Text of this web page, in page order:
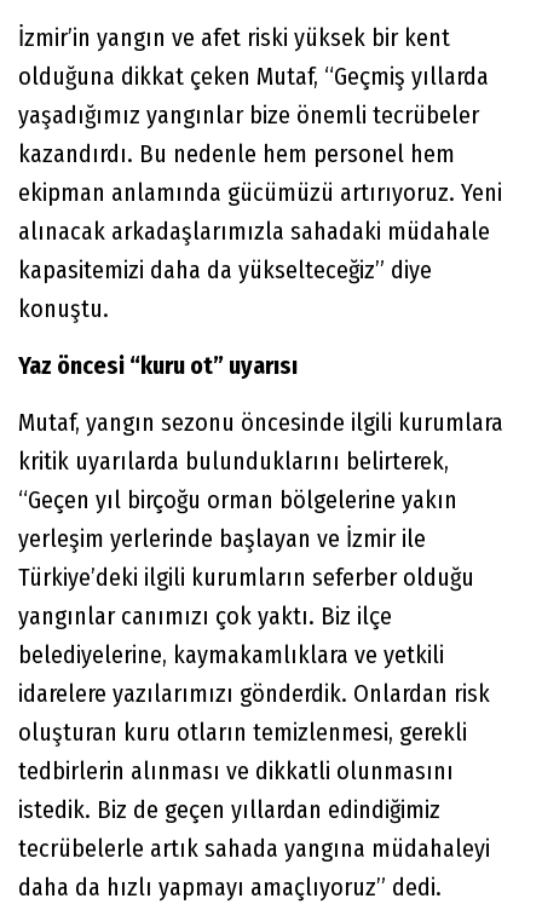
İzmir’in yangın ve afet riski yüksek bir kent
olduğuna dikkat çeken Mutaf, “Geçmiş yıllarda
yaşadığımız yangınlar bize önemli tecrübeler
kazandırdı. Bu nedenle hem personel hem
ekipman anlamında gücümüzü artırıyoruz. Yeni
alınacak arkadaşlarımızla sahadaki müdahale
kapasitemizi daha da yükselteceğiz” diye
konuştu.
Yaz öncesi “kuru ot” uyarısı
Mutaf, yangın sezonu öncesinde ilgili kurumlara
kritik uyarılarda bulunduklarını belirterek,
“Geçen yıl birçoğu orman bölgelerine yakın
yerleşim yerlerinde başlayan ve İzmir ile
Türkiye’deki ilgili kurumların seferber olduğu
yangınlar canımızı çok yaktı. Biz ilçe
belediyelerine, kaymakamlıklara ve yetkili
idarelere yazılarımızı gönderdik. Onlardan risk
oluşturan kuru otların temizlenmesi, gerekli
tedbirlerin alınması ve dikkatli olunmasını
istedik. Biz de geçen yıllardan edindiğimiz
tecrübelerle artık sahada yangına müdahaleyi
daha da hızlı yapmayı amaçlıyoruz” dedi.